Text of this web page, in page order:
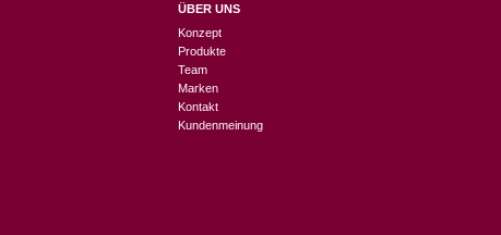
ÜBER UNS
Konzept
Produkte
Team
Marken
Kontakt
Kundenmeinung